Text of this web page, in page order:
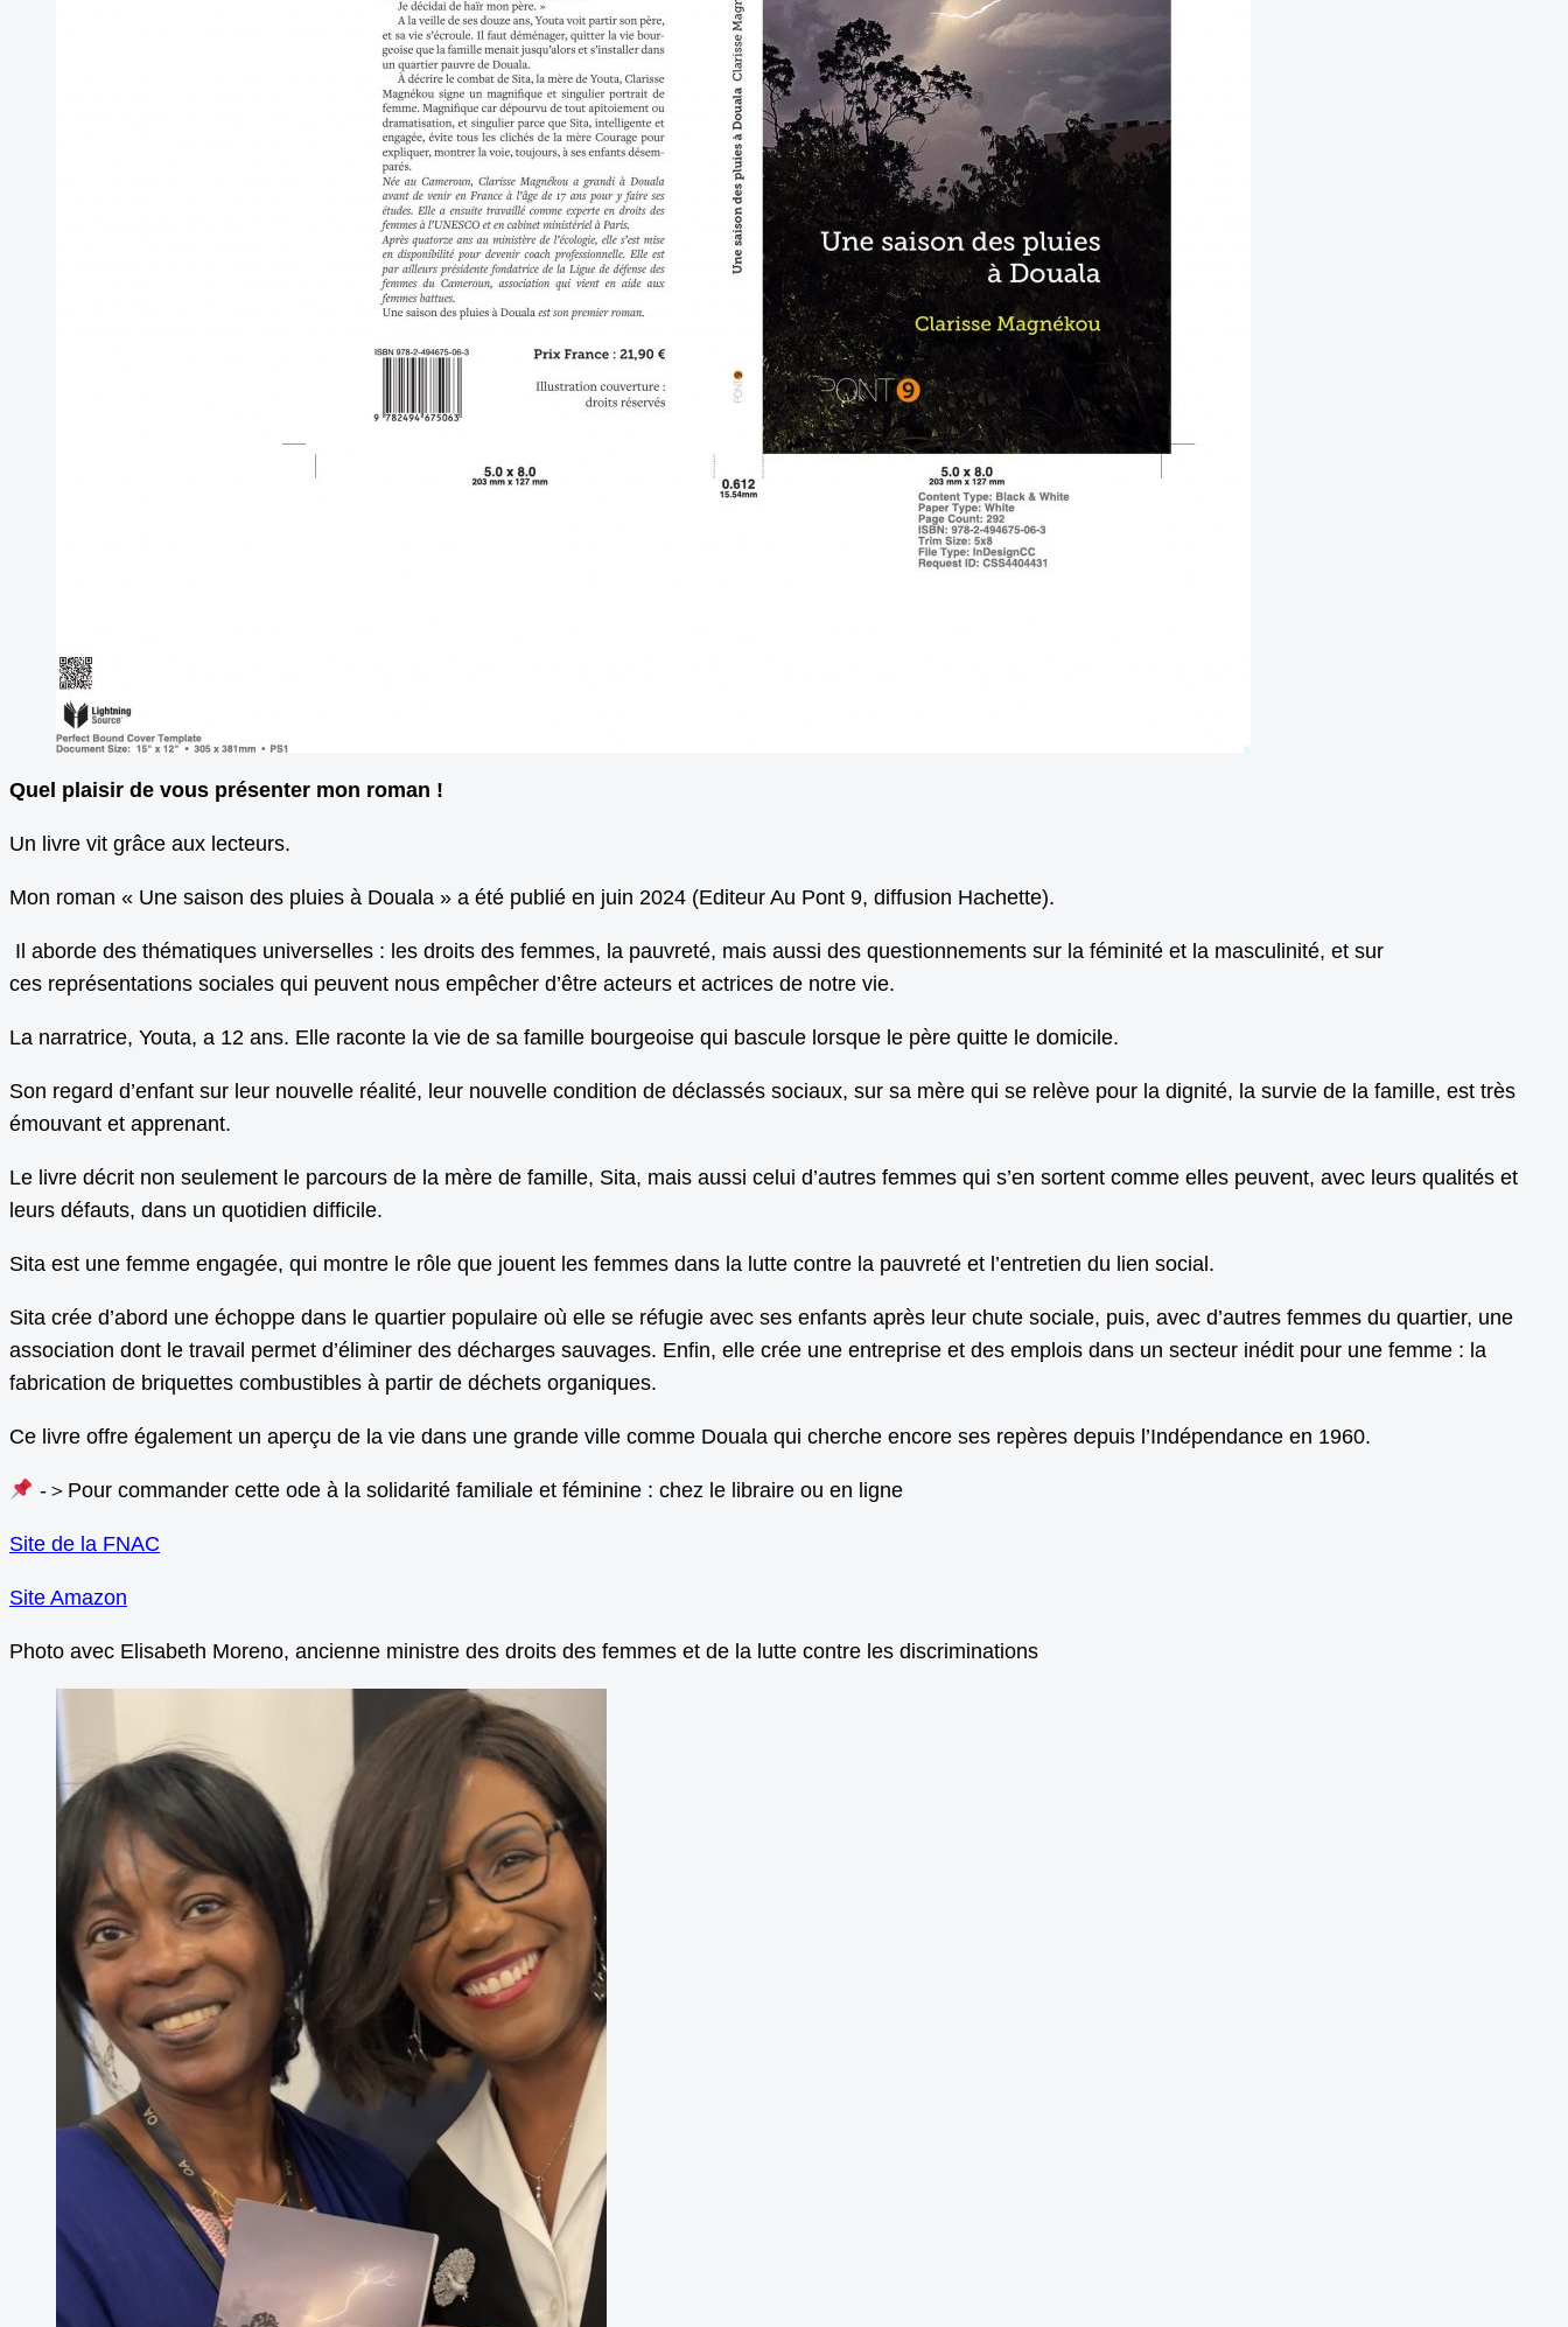
Quel plaisir de vous présenter mon roman !
Un livre vit grâce aux lecteurs.
Mon roman « Une saison des pluies à Douala » a été publié en juin 2024 (Editeur Au Pont 9, diffusion Hachette).
Il aborde des thématiques universelles : les droits des femmes, la pauvreté, mais aussi des questionnements sur la féminité et la masculinité, et sur
ces représentations sociales qui peuvent nous empêcher d’être acteurs et actrices de notre vie.
La narratrice, Youta, a 12 ans. Elle raconte la vie de sa famille bourgeoise qui bascule lorsque le père quitte le domicile.
Son regard d’enfant sur leur nouvelle réalité, leur nouvelle condition de déclassés sociaux, sur sa mère qui se relève pour la dignité, la survie de la famille, est très
émouvant et apprenant.
Le livre décrit non seulement le parcours de la mère de famille, Sita, mais aussi celui d’autres femmes qui s’en sortent comme elles peuvent, avec leurs qualités et
leurs défauts, dans un quotidien difficile.
Sita est une femme engagée, qui montre le rôle que jouent les femmes dans la lutte contre la pauvreté et l’entretien du lien social.
Sita crée d’abord une échoppe dans le quartier populaire où elle se réfugie avec ses enfants après leur chute sociale, puis, avec d’autres femmes du quartier, une
association dont le travail permet d’éliminer des décharges sauvages. Enfin, elle crée une entreprise et des emplois dans un secteur inédit pour une femme : la
fabrication de briquettes combustibles à partir de déchets organiques.
Ce livre offre également un aperçu de la vie dans une grande ville comme Douala qui cherche encore ses repères depuis l’Indépendance en 1960.
-＞Pour commander cette ode à la solidarité familiale et féminine : chez le libraire ou en ligne
Site de la FNAC
Site Amazon
Photo avec Elisabeth Moreno, ancienne ministre des droits des femmes et de la lutte contre les discriminations